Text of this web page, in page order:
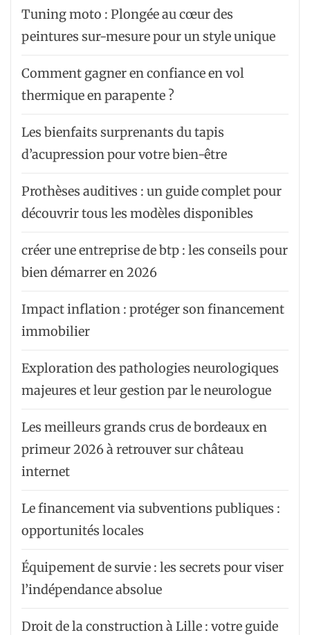
Tuning moto : Plongée au cœur des
peintures sur-mesure pour un style unique
Comment gagner en confiance en vol
thermique en parapente ?
Les bienfaits surprenants du tapis
d’acupression pour votre bien-être
Prothèses auditives : un guide complet pour
découvrir tous les modèles disponibles
créer une entreprise de btp : les conseils pour
bien démarrer en 2026
Impact inflation : protéger son financement
immobilier
Exploration des pathologies neurologiques
majeures et leur gestion par le neurologue
Les meilleurs grands crus de bordeaux en
primeur 2026 à retrouver sur château
internet
Le financement via subventions publiques :
opportunités locales
Équipement de survie : les secrets pour viser
l’indépendance absolue
Droit de la construction à Lille : votre guide